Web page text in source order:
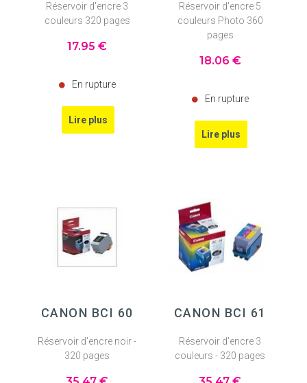
Réservoir d'encre 3
couleurs 320 pages
17.95 €
En rupture
Réservoir d'encre 5
couleurs Photo 360
pages
18.06 €
En rupture
CANON BCI 60
Réservoir d'encre noir -
320 pages
CANON BCI 61
Réservoir d'encre 3
couleurs - 320 pages